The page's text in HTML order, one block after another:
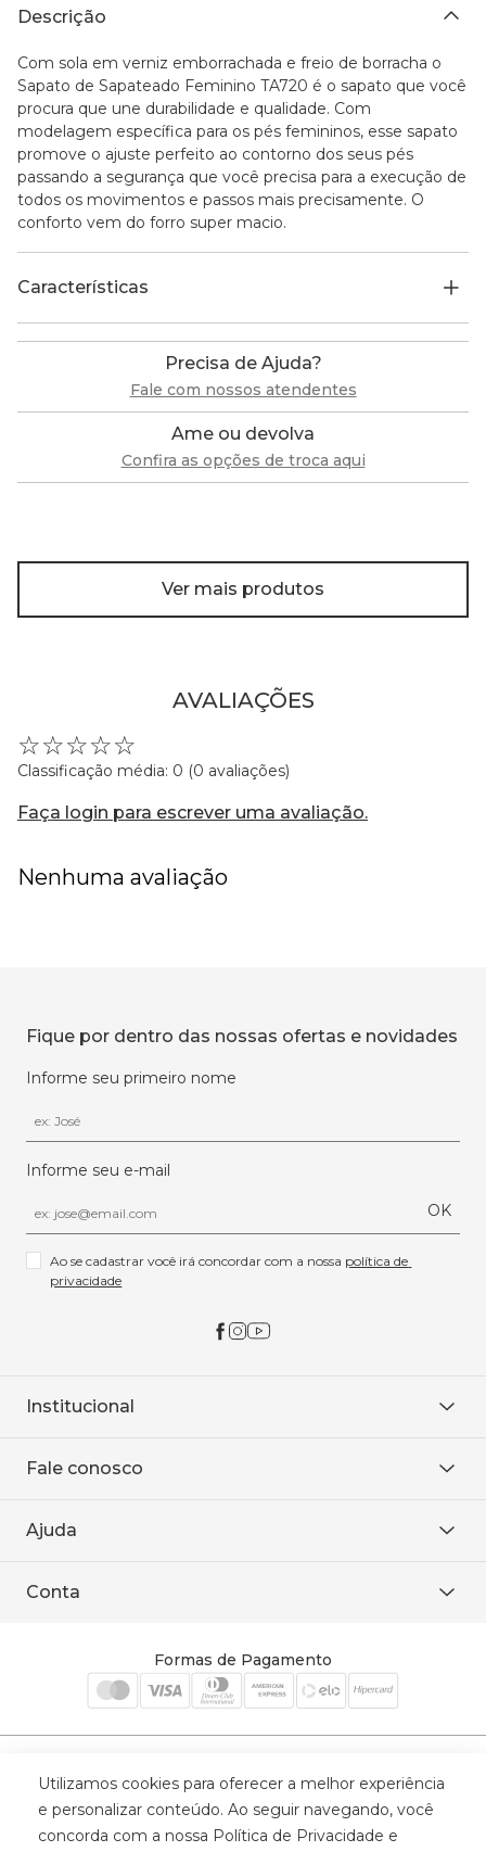
Descrição
Com sola em verniz emborrachada e freio de borracha o
Sapato de Sapateado Feminino TA720 é o sapato que você
procura que une durabilidade e qualidade. Com
modelagem específica para os pés femininos, esse sapato
promove o ajuste perfeito ao contorno dos seus pés
passando a segurança que você precisa para a execução de
todos os movimentos e passos mais precisamente. O
conforto vem do forro super macio.
Características
Precisa de Ajuda?
Fale com nossos atendentes
Ame ou devolva
Confira as opções de troca aqui
Ver mais produtos
AVALIAÇÕES
☆☆☆☆☆
Classificação média: 0 (0 avaliações)
Faça login para escrever uma avaliação.
Nenhuma avaliação
Fique por dentro das nossas ofertas e novidades
Informe seu primeiro nome
Informe seu e-mail
OK
Ao se cadastrar você irá concordar com a nossa política de
privacidade
Institucional
Onde encontrar
Baixe o APP
Fale conosco
WhatsApp
Ajuda
Política de entrega
Conta
Cadastre-se
Formas de Pagamento
Selos de Segurança
Utilizamos cookies para oferecer a melhor experiência
e personalizar conteúdo. Ao seguir navegando, você
concorda com a nossa Política de Privacidade e